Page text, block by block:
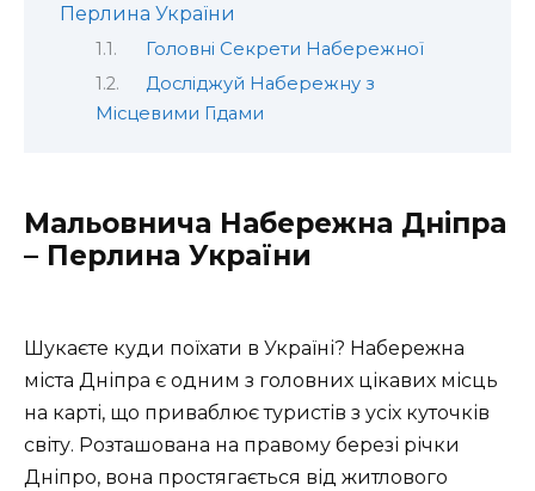
Перлина України
Головні Секрети Набережної
Досліджуй Набережну з
Місцевими Гідами
Мальовнича Набережна Дніпра
– Перлина України
Шукаєте куди поїхати в Україні? Набережна
міста Дніпра є одним з головних цікавих місць
на карті, що приваблює туристів з усіх куточків
світу. Розташована на правому березі річки
Дніпро, вона простягається від житлового